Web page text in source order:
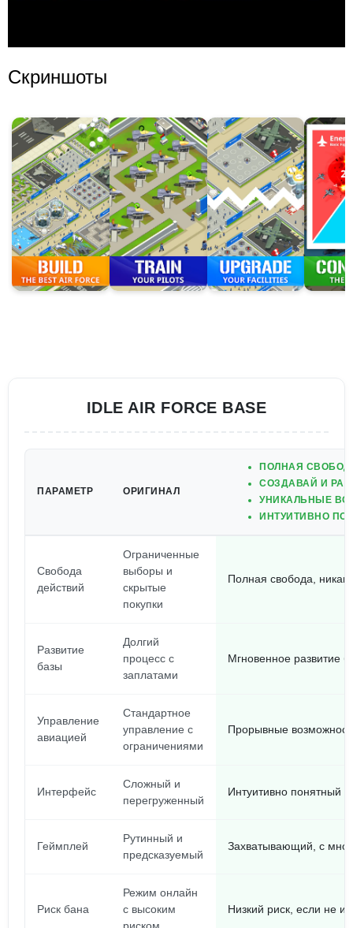
Скриншоты
IDLE AIR FORCE BASE
ПАРАМЕТР ОРИГИНАЛ
ПОЛНАЯ
СОЗДАВАЙ И
УНИКАЛЬНЫЕ
ИНТУИТИВНО
Свобода
действий
Ограниченные
выборы и
скрытые
покупки
Полная свобода,
Развитие
базы
Долгий
процесс с
заплатами
Мгновенное развитие
Управление
авиацией
Стандартное
управление с
ограничениями
Прорывные
Интерфейс
Сложный и
перегруженный
Интуитивно понятный
Геймплей
Рутинный и
предсказуемый
Захватывающий, с
Риск бана
Режим онлайн
с высоким
Низкий риск, если не